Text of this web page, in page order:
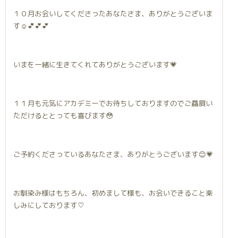
１０月お会いしてくださったあなたさま、ありがとうございま
す☺️💕💕💕
いまを一緒に生きてくれてありがとうございます💗
１１月も元気にアカデミーでお待ちしておりますのでご贔屓い
ただけるととっても喜びます😳
ご予約くださっているあなたさま、ありがとうございます😊💗
お馴染み様はもちろん、初めまして様も、お会いできること楽
しみにしております♡